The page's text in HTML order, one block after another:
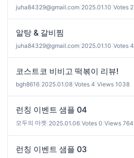
juha84329@gmail.com 2025.01.10 Votes 2
알탕 & 갈비찜
juha84329@gmail.com 2025.01.10 Votes 4
코스트코 비비고 떡볶이 리뷰!
bgh8616 2025.01.08 Votes 4 Views 1038
런칭 이벤트 샘플 04
모두의 마켓 2025.01.06 Votes 0 Views 764
런칭 이벤트 샘플 03